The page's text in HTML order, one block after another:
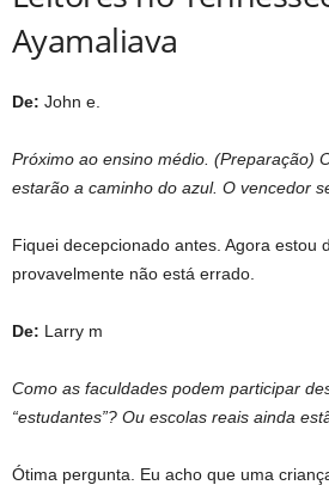
Ayamaliava
De: John e.
Próximo ao ensino médio. (Preparação)
estarão a caminho do azul. O vencedor
Fiquei decepcionado antes. Agora estou
provavelmente não está errado.
De: Larry m
Como as faculdades podem participar
“estudantes”? Ou escolas reais ainda
Ótima pergunta. Eu acho que uma